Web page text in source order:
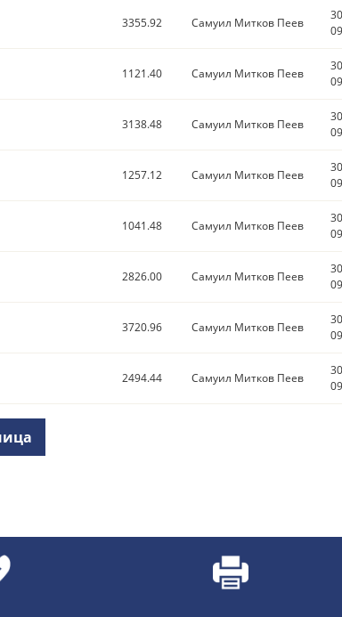
3355.92 Самуил Митков Пеев
1121.40 Самуил Митков Пеев
3138.48 Самуил Митков Пеев
1257.12 Самуил Митков Пеев
1041.48 Самуил Митков Пеев
2826.00 Самуил Митков Пеев
3720.96 Самуил Митков Пеев
2494.44 Самуил Митков Пеев